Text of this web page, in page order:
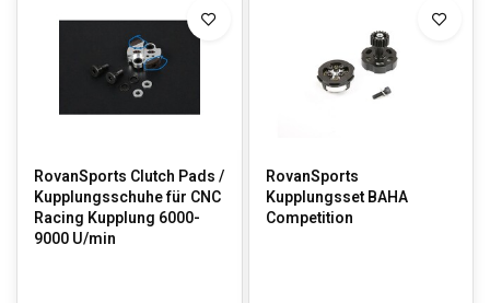
Teile, sondern auch fachkundige Unterstützung. Wir helfen dir
gerne bei der Auswahl der richtigen Teile für deinen Rovan Baja,
HPI Baja oder Losi Truck. Egal, ob du ein erfahrener oder neuer RC-
Fahrer bist, wir sind hier, um dir zu helfen, das Beste aus deinem
Fahrzeug herauszuholen. Das Bestellen von Rovan Motoren und
Teilen ist einfach. Stöbere durch unsere Kollektionen und bestelle
Kundenservice, damit du schnell wieder auf die Strecke kannst!
RovanSports Clutch Pads /
Kupplungsschuhe für CNC
Racing Kupplung 6000-
9000 U/min
RovanSports
Kupplungsset BAHA
Competition